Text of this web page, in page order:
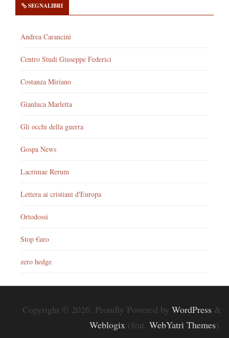
SEGNALIBRI
Andrea Carancini
Centro Studi Giuseppe Federici
Costanza Miriano
Gianluca Marletta
Gli occhi della guerra
Gospa News
Lacrimae Rerum
Lettera ai cristiani d'Europa
Ortodossi
Stop €uro
zero hedge
Copyright © 2026. Proudly Powered by WordPress &
Weblogix (feat. WebYatri Themes).